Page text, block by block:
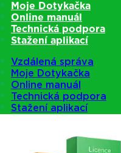
Moje Dotykačka
Online manuál
Technická podpora
Stažení aplikací
Vzdálená správa
Moje Dotykačka
Online manuál
Technická podpora
Stažení aplikací
Nabídka pokladen